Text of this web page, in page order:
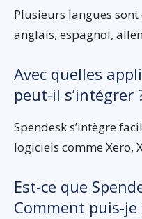
Plusieurs langues
anglais, espagnol,
Avec quelles
peut-il s’intégrer
Spendesk s’intègre
logiciels comme Xero,
Est-ce que
Comment puis-je